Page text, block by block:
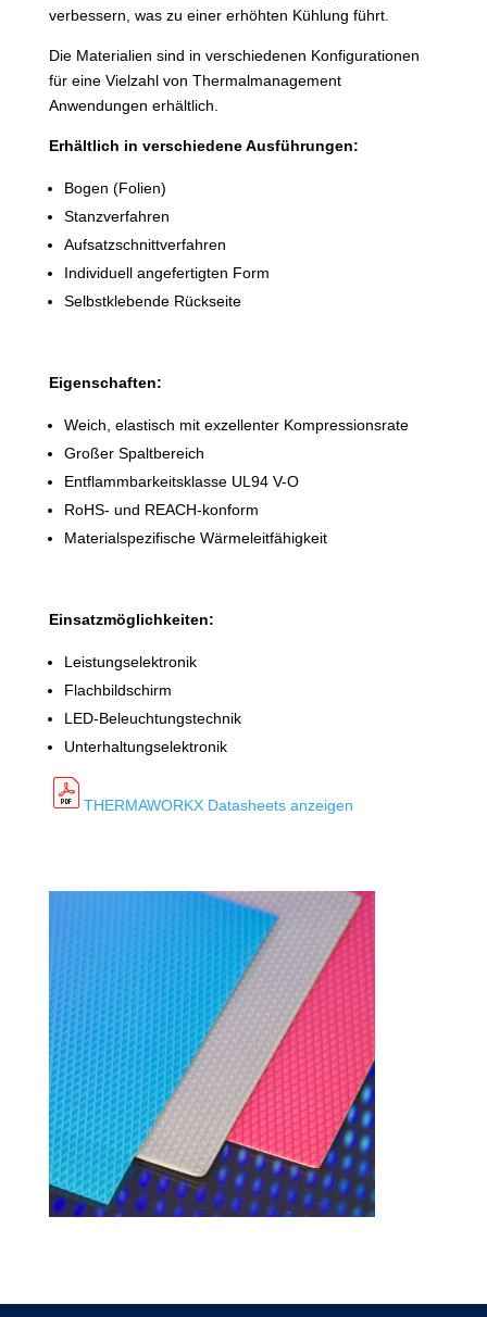
verbessern, was zu einer erhöhten Kühlung führt.
Die Materialien sind in verschiedenen Konfigurationen
für eine Vielzahl von Thermalmanagement
Anwendungen erhältlich.
Erhältlich in verschiedene Ausführungen:
Bogen (Folien)
Stanzverfahren
Aufsatzschnittverfahren
Individuell angefertigten Form
Selbstklebende Rückseite
Eigenschaften:
Weich, elastisch mit exzellenter Kompressionsrate
Großer Spaltbereich
Entflammbarkeitsklasse UL94 V-O
RoHS- und REACH-konform
Materialspezifische Wärmeleitfähigkeit
Einsatzmöglichkeiten:
Leistungselektronik
Flachbildschirm
LED-Beleuchtungstechnik
Unterhaltungselektronik
THERMAWORKX Datasheets anzeigen